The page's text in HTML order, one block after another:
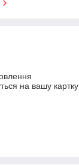
на вашу картку